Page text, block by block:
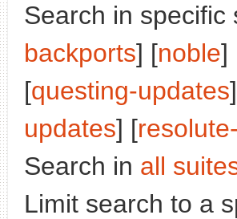
Search in specific
backports] [noble]
[questing-updates
updates] [
Search in all
Limit search to a